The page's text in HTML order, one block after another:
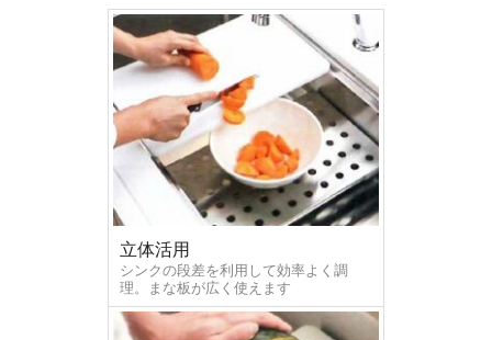
立体活用
シンクの段差を利用して効率よく調
理。まな板が広く使えます